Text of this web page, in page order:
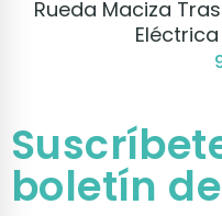
Rueda Maciza
boletín